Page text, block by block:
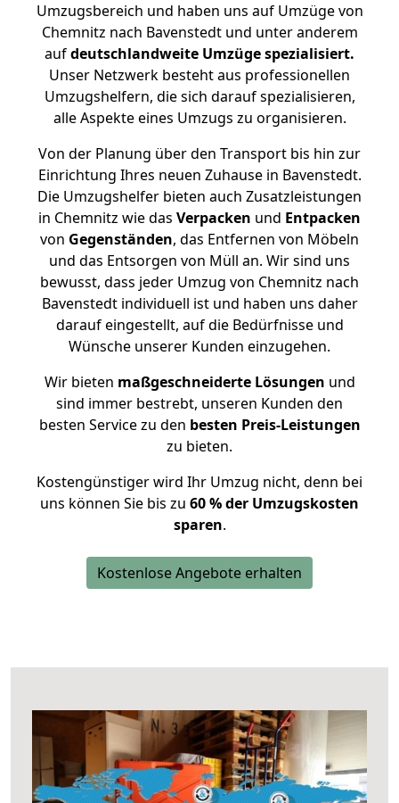
Umzugsbereich und haben uns auf Umzüge von
Chemnitz nach Bavenstedt und unter anderem
aufdeutschlandweite Umzüge spezialisiert.
Unser Netzwerk besteht aus professionellen
Umzugshelfern, die sich darauf spezialisieren,
alle Aspekte eines Umzugs zu organisieren.
Von der Planung über den Transport bis hin zur
Einrichtung Ihres neuen Zuhause in Bavenstedt.
Die Umzugshelfer bieten auch Zusatzleistungen
in Chemnitz wie das Verpacken und Entpacken
von Gegenständen, das Entfernen von Möbeln
und das Entsorgen von Müll an. Wir sind uns
bewusst, dass jeder Umzug von Chemnitz nach
Bavenstedt individuell ist und haben uns daher
darauf eingestellt, auf die Bedürfnisse und
Wünsche unserer Kunden einzugehen.
Wir bieten maßgeschneiderte Lösungen und
sind immer bestrebt, unseren Kunden den
besten Service zu den besten Preis-Leistungen
zu bieten.
Kostengünstiger wird Ihr Umzug nicht, denn bei
uns können Sie bis zu 60 % der Umzugskosten
sparen.
Kostenlose Angebote erhalten